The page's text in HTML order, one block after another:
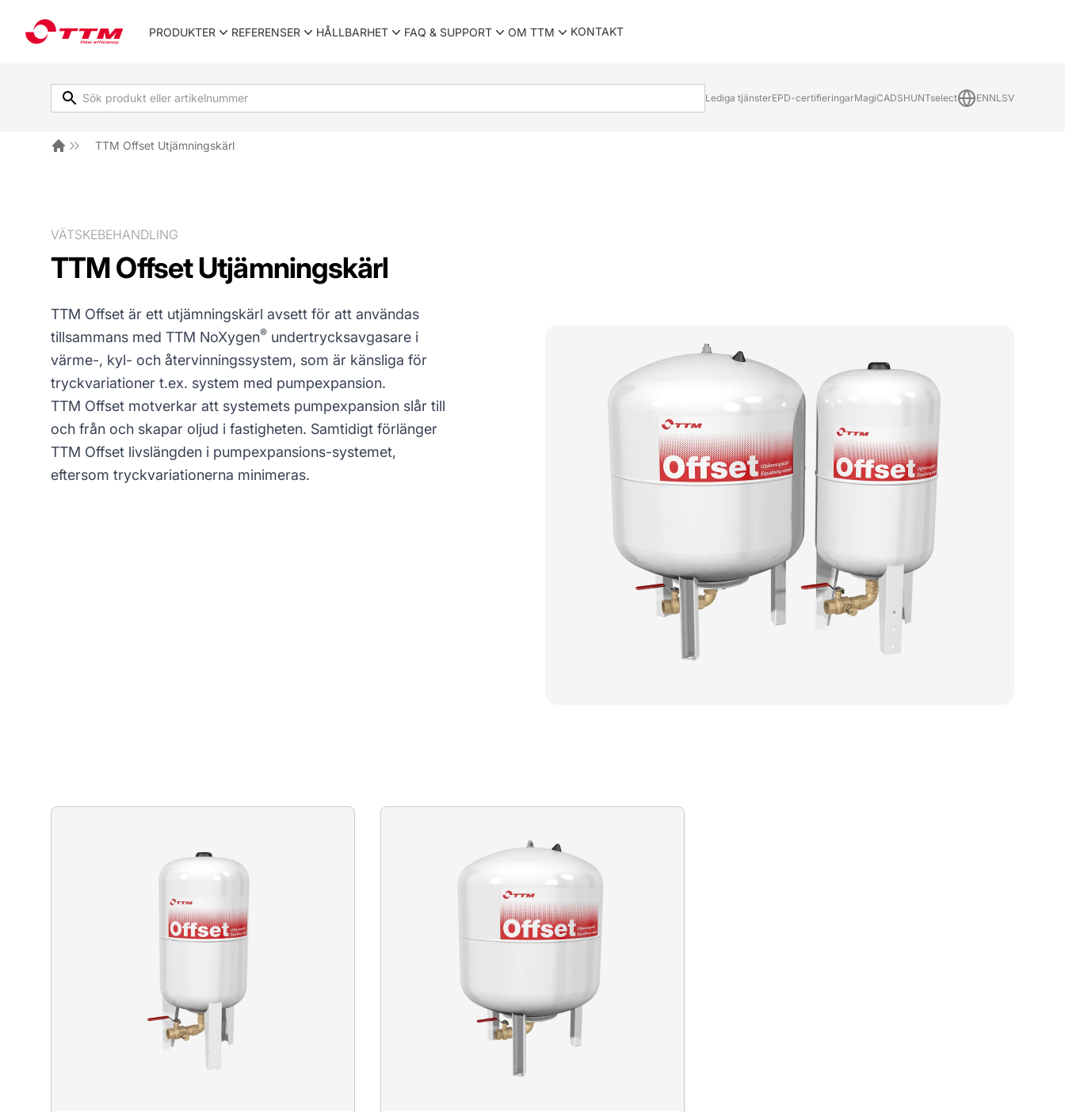
TTM EnergiprodukterPRODUKTER REFERENSER HÅLLBARHET FAQ & SUPPORT OM TTM KONTAKT
Lediga tjänsterEPD-certifieringarMagiCADSHUNTselect ENNLSV
TTM Offset Utjämningskärl
VÄTSKEBEHANDLING
TTM Offset Utjämningskärl
TTM Offset är ett utjämningskärl avsett för att användas
tillsammans med TTM NoXygen® undertrycksavgasare i
värme-, kyl- och återvinningssystem, som är känsliga för
tryckvariationer t.ex. system med pumpexpansion.
TTM Offset motverkar att systemets pumpexpansion slår till
och från och skapar oljud i fastigheten. Samtidigt förlänger
TTM Offset livslängden i pumpexpansions-systemet,
eftersom tryckvariationerna minimeras.
Produkter